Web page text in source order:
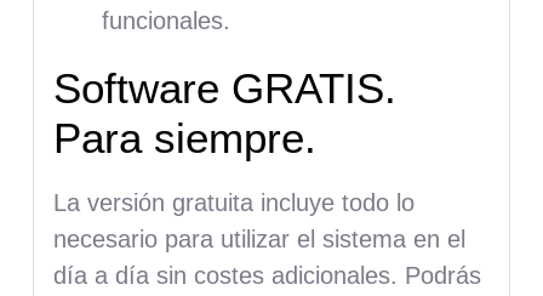
funcionales.
Software GRATIS.
Para siempre.
La versión gratuita incluye todo lo
necesario para utilizar el sistema en el
día a día sin costes adicionales. Podrás